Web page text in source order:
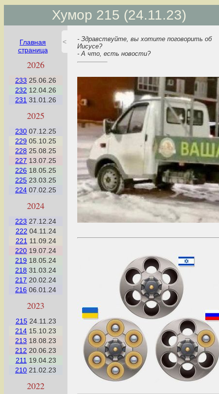
Хумор 215 (24.11.23)
<
Главная
страница
2026
233 25.06.26
232 12.04.26
231 31.01.26
2025
230 07.12.25
229 05.10.25
228 25.08.25
227 13.07.25
226 18.05.25
225 23.03.25
224 07.02.25
2024
223 27.12.24
222 04.11.24
221 11.09.24
220 19.07.24
219 18.05.24
218 31.03.24
217 20.02.24
216 06.01.24
2023
21524.11.23
214 15.10.23
213 18.08.23
212 20.06.23
211 19.04.23
210 21.02.23
2022
- Здравствуйте, вы хотите поговорить об
Иисусе?
- А что, есть новости?